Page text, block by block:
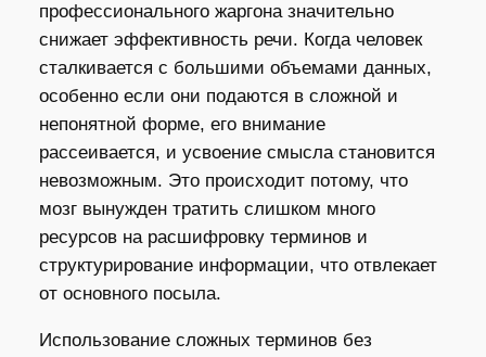
профессионального жаргона значительно
снижает эффективность речи. Когда человек
сталкивается с большими объемами данных,
особенно если они подаются в сложной и
непонятной форме, его внимание
рассеивается, и усвоение смысла становится
невозможным. Это происходит потому, что
мозг вынужден тратить слишком много
ресурсов на расшифровку терминов и
структурирование информации, что отвлекает
от основного посыла.
Использование сложных терминов без